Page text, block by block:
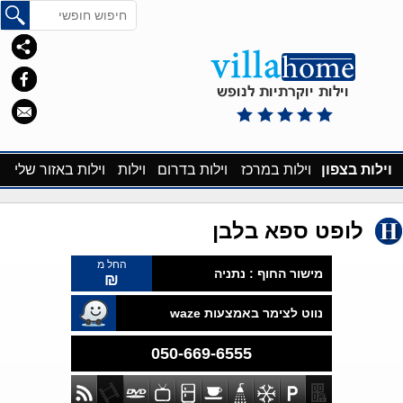
וילות בצפון וילות במרכז וילות בדרום וילות וילות באזור שלי
לופט ספא בלבן
מישור החוף : נתניה
החל מ
₪
נווט לצימר באמצעות waze
050-669-6555